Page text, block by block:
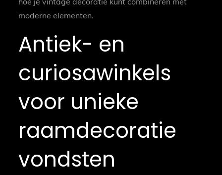
moderne elementen.
Antiek- en
curiosawinkels
voor unieke
raamdecoratie
vondsten